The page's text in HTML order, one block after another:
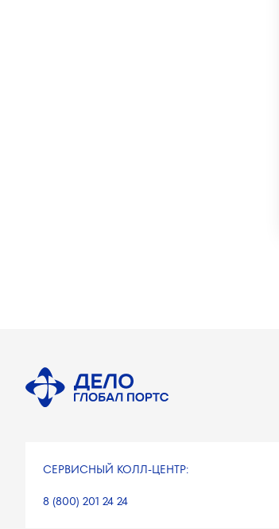
СЕРВИСНЫЙ КОЛЛ-ЦЕНТР:
8 (800) 201 24 24